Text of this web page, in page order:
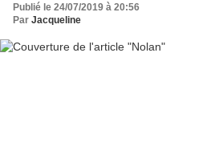
Publié le 24/07/2019 à 20:56
Par Jacqueline